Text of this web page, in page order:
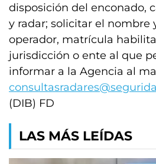
disposición del enconado,
y radar; solicitar el nombre
operador, matrícula
jurisdicción o ente al que
informar a la Agencia al
(DIB) FD
LAS MÁS LEÍDAS